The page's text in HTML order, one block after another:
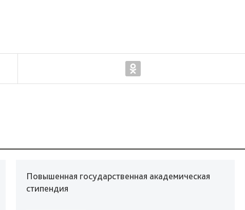
Повышенная государственная академическая
стипендия